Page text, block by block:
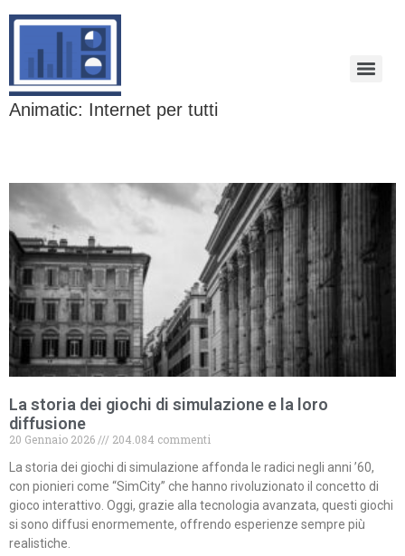
Animatic: Internet per tutti
La storia dei giochi di simulazione e la loro
diffusione
20 Gennaio 2026
204.084 commenti
La storia dei giochi di simulazione affonda le radici negli anni ’60,
con pionieri come “SimCity” che hanno rivoluzionato il concetto di
gioco interattivo. Oggi, grazie alla tecnologia avanzata, questi giochi
si sono diffusi enormemente, offrendo esperienze sempre più
realistiche.